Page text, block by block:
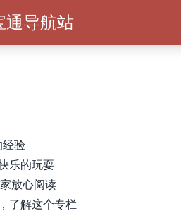
通导航站
经验
乐的玩耍
放心阅读
了解这个专栏